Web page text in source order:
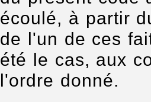
écoulé, à partir
de l'un de ces
été le cas, aux
l'ordre donné.